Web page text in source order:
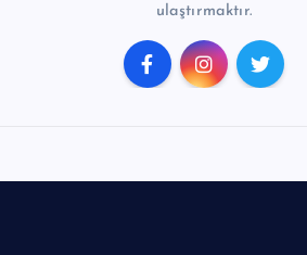
ulaştırmaktır.